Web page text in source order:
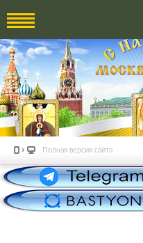
Полная версия сайта